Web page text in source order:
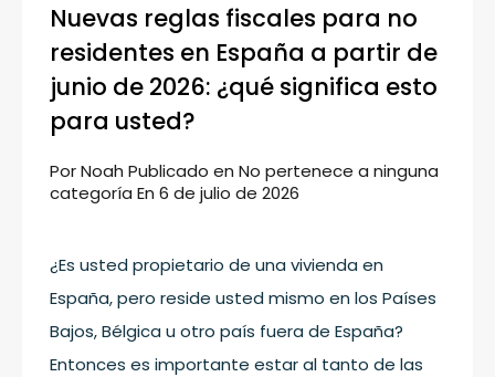
Nuevas reglas fiscales para no
residentes en España a partir de
junio de 2026: ¿qué significa esto
para usted?
PorNoah Publicado en No pertenece a ninguna
categoría En 6 de julio de 2026
¿Es usted propietario de una vivienda en
España, pero reside usted mismo en los Países
Bajos, Bélgica u otro país fuera de España?
Entonces es importante estar al tanto de las